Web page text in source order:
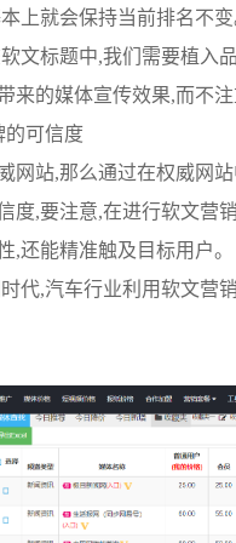
上就会保持当前排名不
文标题中,我们需要植入
来的媒体宣传效果,而不
的可信度
网站,那么通过在权威网
度,要注意,在进行软文营
,还能精准触及目标用户。
代,汽车行业利用软文营